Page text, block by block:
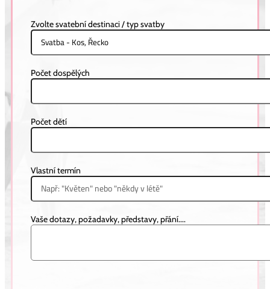
MAURICIUS
Zvolte svatební destinaci / typ svatby
Počet dospělých
Počet dětí
Vlastní termín
Vaše dotazy, požadavky, představy, přání....